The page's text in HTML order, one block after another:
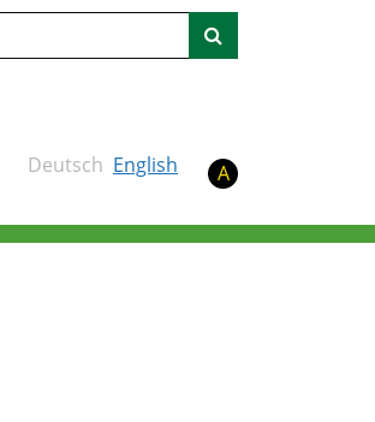
Deutsch English A